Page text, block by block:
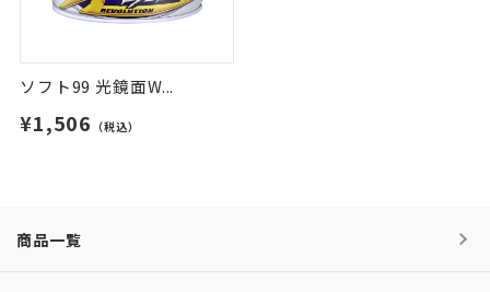
ソフト99 光鏡面W...
¥1,506 （税込）
商品一覧